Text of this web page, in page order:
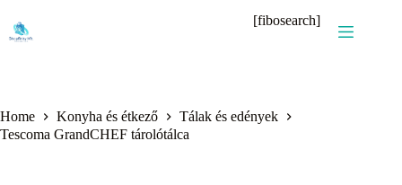
content
[fibosearch]
Home Konyha és étkező
Tálak és edények
Tescoma GrandCHEF tárolótálca